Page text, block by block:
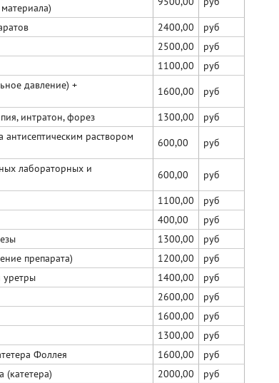
2400,00
руб
2500,00
руб
1100,00
руб
давление) +
1600,00
руб
интратон, форез
1300,00
руб
раствором
600,00
руб
лабораторных и
600,00
руб
1100,00
руб
400,00
руб
1300,00
руб
препарата)
1200,00
руб
уретры
1400,00
руб
2600,00
руб
1600,00
руб
1300,00
руб
Фоллея
1600,00
руб
(катетера)
2000,00
руб